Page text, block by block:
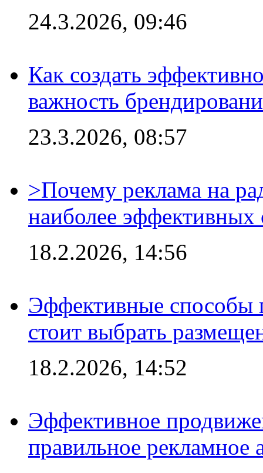
24.3.2026, 09:46
Как создать
важность
23.3.2026, 08:57
>Почему реклама на
наиболее эффективных
18.2.2026, 14:56
Эффективные способы
стоит выбрать
18.2.2026, 14:52
Эффективное
правильное рекламное